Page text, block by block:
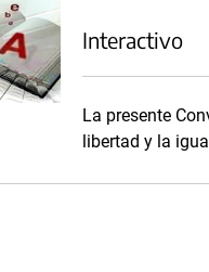
Interactivo
La presente
libertad y la